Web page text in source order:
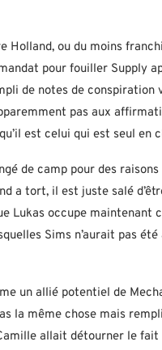
Holland, ou du moins
pour fouiller Supply
de notes de conspiration
pas aux
est celui qui est seul en
de camp pour des
a tort, il est juste salé
Lukas occupe maintenant
Sims n’aurait pas été
un allié potentiel de
la même chose mais
allait détourner le fait